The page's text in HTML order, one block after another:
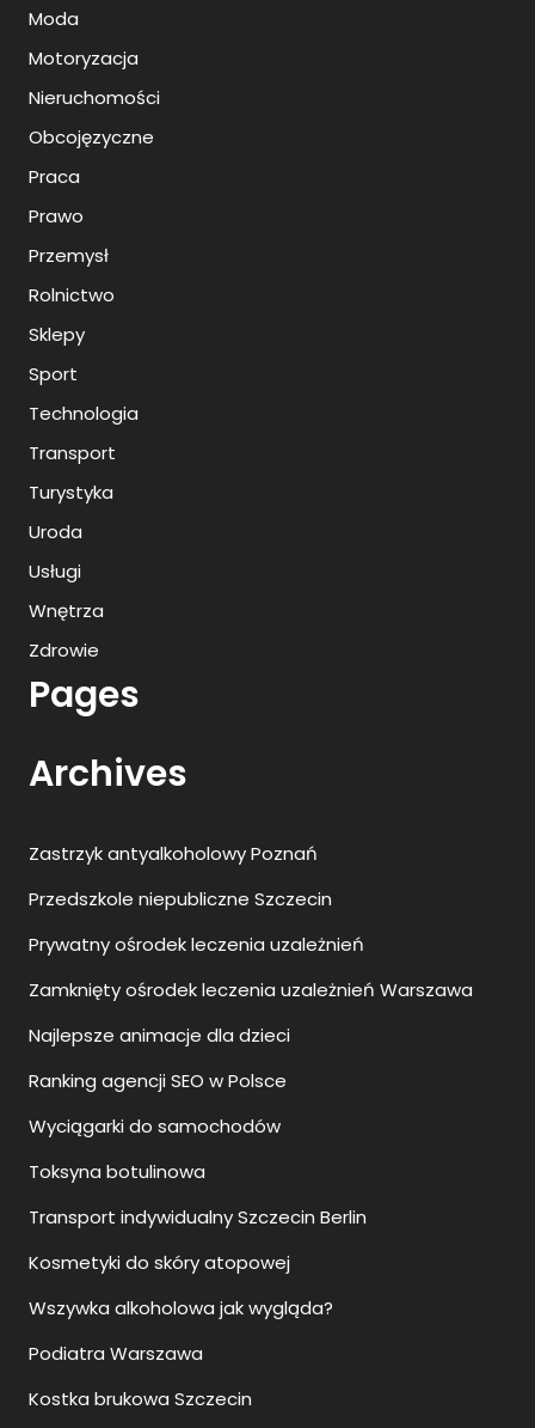
Moda
Motoryzacja
Nieruchomości
Obcojęzyczne
Praca
Prawo
Przemysł
Rolnictwo
Sklepy
Sport
Technologia
Transport
Turystyka
Uroda
Usługi
Wnętrza
Zdrowie
Pages
Archives
Zastrzyk antyalkoholowy Poznań
Przedszkole niepubliczne Szczecin
Prywatny ośrodek leczenia uzależnień
Zamknięty ośrodek leczenia uzależnień Warszawa
Najlepsze animacje dla dzieci
Ranking agencji SEO w Polsce
Wyciągarki do samochodów
Toksyna botulinowa
Transport indywidualny Szczecin Berlin
Kosmetyki do skóry atopowej
Wszywka alkoholowa jak wygląda?
Podiatra Warszawa
Kostka brukowa Szczecin